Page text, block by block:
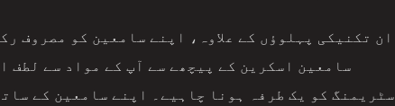
ان تکنیکی پہلوؤں کے علاوہ، اپنے سامعین کو مصروف
سامعین اسکرین کے پیچھے سے آپ کے مواد سے لطف
سٹریمنگ کو یک طرفہ ہونا چاہیے۔ اپنے سامعین کے